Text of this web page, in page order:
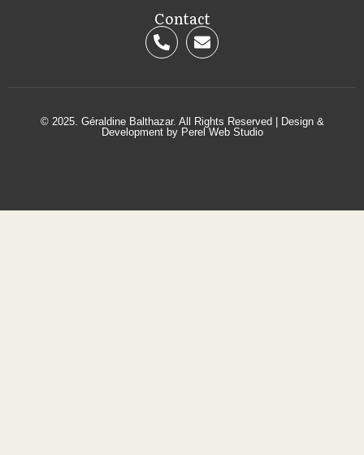
Contact
© 2025. Géraldine Balthazar. All Rights Reserved | Design &
Development by Perel Web Studio